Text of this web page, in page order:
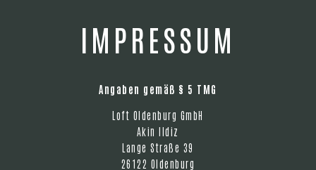
IMPRESSUM
Angaben gemäß § 5 TMG
Loft Oldenburg GmbH
Akin Ildiz
Lange Straße 39
26122 Oldenburg